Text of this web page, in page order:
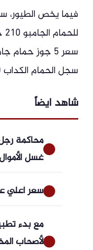
فيما يخص الطيور،
سجل الحمام الكداب 190 جنيهًا.
شاهد ايضاً
محاكمة
غسل
سعر أعلي
مع بدء
لأصحاب